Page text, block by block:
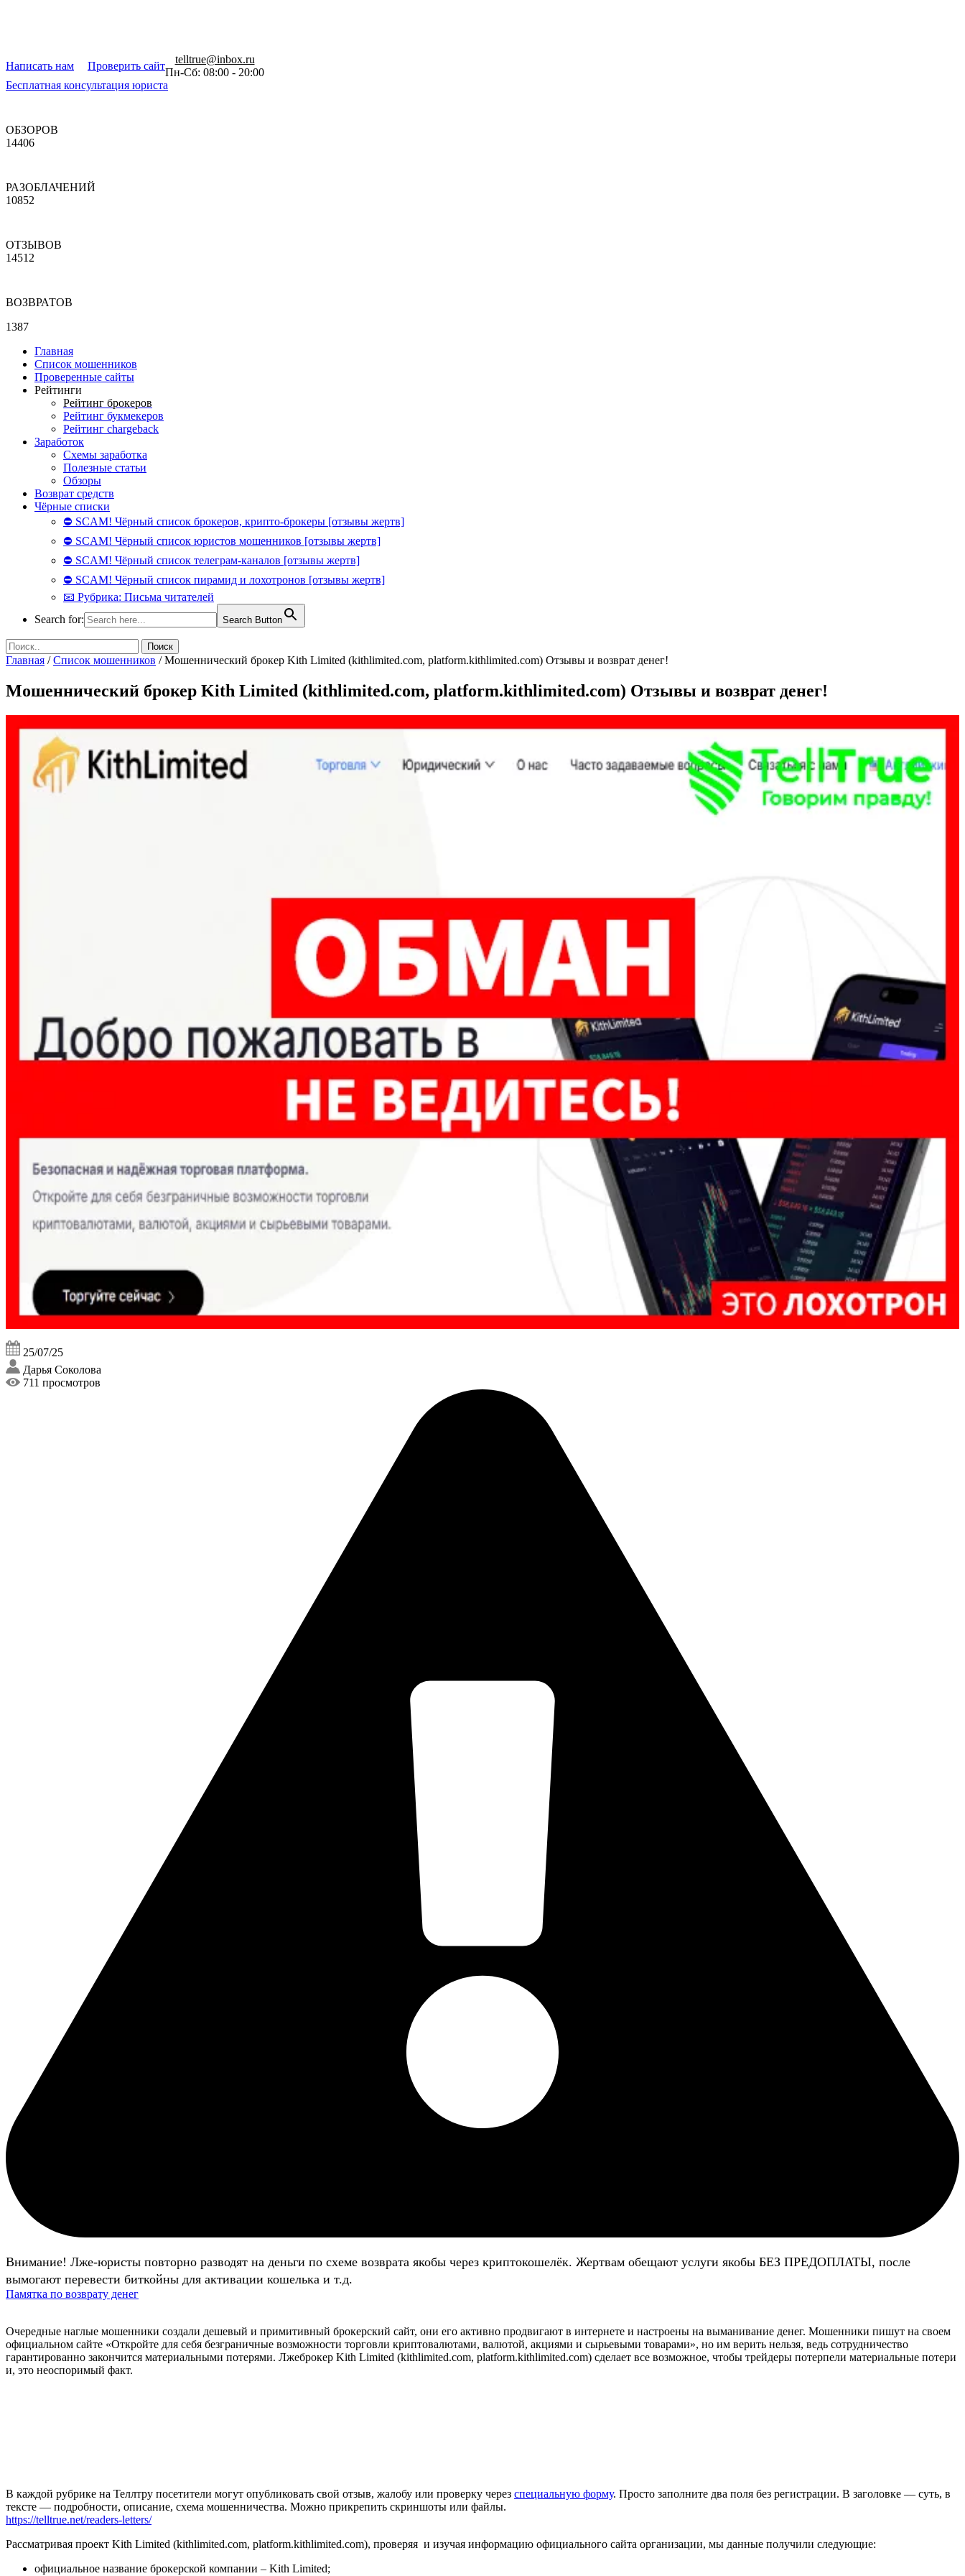
Написать нам Проверить сайт
telltrue@inbox.ru
Пн-Сб: 08:00 - 20:00
Бесплатная консультация юриста
ОБЗОРОВ
14406
РАЗОБЛАЧЕНИЙ
10852
ОТЗЫВОВ
14512
ВОЗВРАТОВ
1387
Главная
Список мошенников
Проверенные сайты
Рейтинги
Рейтинг брокеров
Рейтинг букмекеров
Рейтинг chargeback
Заработок
Схемы заработка
Полезные статьи
Обзоры
Возврат средств
Чёрные списки
⛔ SCAM! Чёрный список брокеров, крипто-брокеры [отзывы жертв]
⛔ SCAM! Чёрный список юристов мошенников [отзывы жертв]
⛔ SCAM! Чёрный список телеграм-каналов [отзывы жертв]
⛔ SCAM! Чёрный список пирамид и лохотронов [отзывы жертв]
📧 Рубрика: Письма читателей
Search for:
Search Button
Главная /Список мошенников /Мошеннический брокер Kith Limited (kithlimited.com, platform.kithlimited.com) Отзывы и возврат денег!
Мошеннический брокер Kith Limited (kithlimited.com, platform.kithlimited.com) Отзывы и возврат денег!
25/07/25
Дарья Соколова
711 просмотров
Внимание! Лже-юристы повторно разводят на деньги по схеме возврата якобы через криптокошелёк. Жертвам обещают услуги якобы БЕЗ ПРЕДОПЛАТЫ, после
вымогают перевести биткойны для активации кошелька и т.д.
Памятка по возврату денег
Очередные наглые мошенники создали дешевый и примитивный брокерский сайт, они его активно продвигают в интернете и настроены на выманивание денег. Мошенники пишут на своем
официальном сайте «Откройте для себя безграничные возможности торговли криптовалютами, валютой, акциями и сырьевыми товарами», но им верить нельзя, ведь сотрудничество
гарантированно закончится материальными потерями. Лжеброкер Kith Limited (kithlimited.com, platform.kithlimited.com) сделает все возможное, чтобы трейдеры потерпели материальные потери
и, это неоспоримый факт.
В каждой рубрике на Теллтру посетители могут опубликовать свой отзыв, жалобу или проверку через специальную форму. Просто заполните два поля без регистрации. В заголовке — суть, в
тексте — подробности, описание, схема мошенничества. Можно прикрепить скриншоты или файлы.
https://telltrue.net/readers-letters/
Рассматривая проект Kith Limited (kithlimited.com, platform.kithlimited.com), проверяя и изучая информацию официального сайта организации, мы данные получили следующие:
официальное название брокерской компании – Kith Limited;